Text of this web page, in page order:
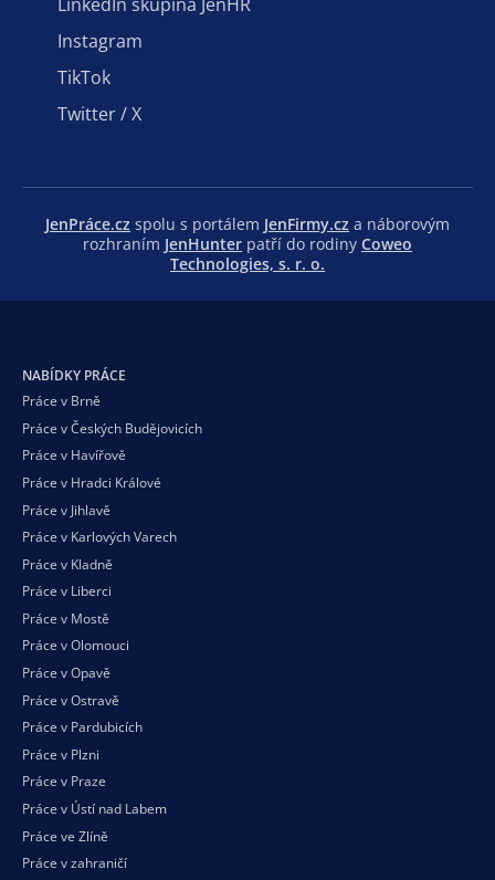
Instagram
TikTok
Twitter / X
JenPráce.cz spolu s portálem JenFirmy.cz a náborovým
rozhraním JenHunter patří do rodiny Coweo
Technologies, s. r. o.
NABÍDKY PRÁCE
Práce v Brně
Práce v Českých Budějovicích
Práce v Havířově
Práce v Hradci Králové
Práce v Jihlavě
Práce v Karlových Varech
Práce v Kladně
Práce v Liberci
Práce v Mostě
Práce v Olomouci
Práce v Opavě
Práce v Ostravě
Práce v Pardubicích
Práce v Plzni
Práce v Praze
Práce v Ústí nad Labem
Práce ve Zlíně
Práce v zahraničí